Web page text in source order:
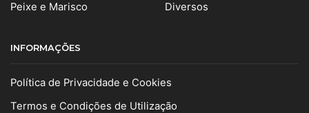
Peixe e Marisco
Diversos
INFORMAÇÕES
Política de Privacidade e Cookies
Termos e Condições de Utilização